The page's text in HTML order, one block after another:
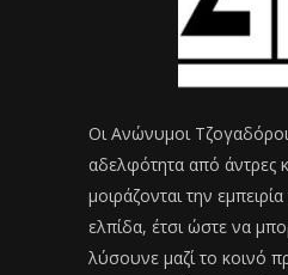
Οι Ανώνυμοι Τζογαδόροι
αδελφότητα από άντρες
μοιράζονται την
ελπίδα, έτσι ώστε να
λύσουνε μαζί το κοινό